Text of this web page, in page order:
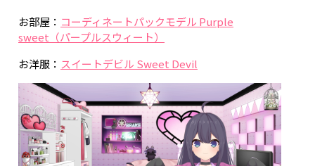
お部屋： コーディネートパックモデル Purple
sweet（パープルスウィート）
お洋服： スイートデビル Sweet Devil